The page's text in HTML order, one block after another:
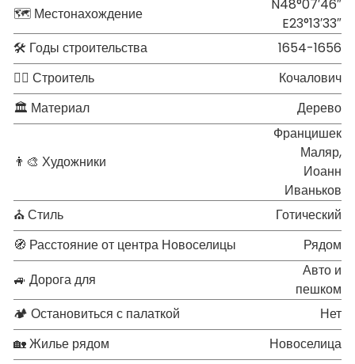
🗺 Местонахождение
N48°07′46″
E23°13′33″
🛠 Годы строительства
1654-1656
👷‍♂️ Строитель
Кочалович
🏛 Материал
Дерево
👨‍🎨 Художники
Францишек
Маляр,
Иоанн
Иваньков
⛪ Стиль
Готический
🧭 Расстояние от центра Новоселицы
Рядом
🚙 Дорога для
Авто и
пешком
🏕 Остановиться с палаткой
Нет
🏡 Жилье рядом
Новоселица